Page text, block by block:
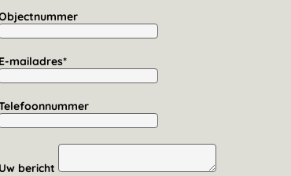
E-mailadres*
Uw bericht